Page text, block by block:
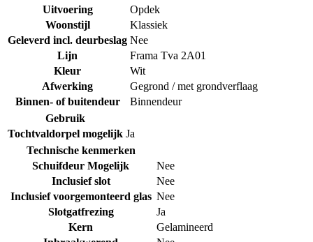
Uitvoering
Opdek
Woonstijl
Klassiek
Geleverd incl. deurbeslag Nee
Lijn
Frama Tva 2A01
Kleur
Wit
Afwerking
Gegrond / met grondverflaag
Binnen- of buitendeur
Binnendeur
Gebruik
Tochtvaldorpel mogelijk Ja
Technische kenmerken
Schuifdeur Mogelijk
Nee
Inclusief slot
Nee
Inclusief voorgemonteerd glas Nee
Slotgatfrezing
Ja
Kern
Gelamineerd